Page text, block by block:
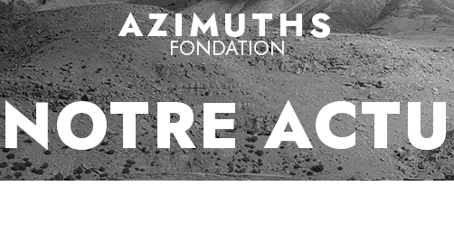
AZIMUTHS
FONDATION
NOTRE ACTU